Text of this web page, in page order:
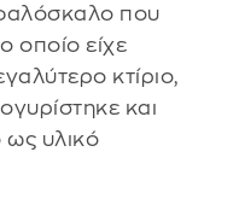
που
οποίο είχε
κτίριο,
και
υλικό